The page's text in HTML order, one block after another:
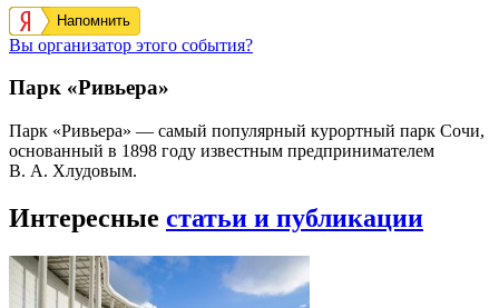
Напомнить
Вы организатор этого события?
Парк «Ривьера»
Парк «Ривьера» — самый популярный курортный парк Сочи,
основанный в 1898 году известным предпринимателем
В. А. Хлудовым.
Интересные статьи и публикации